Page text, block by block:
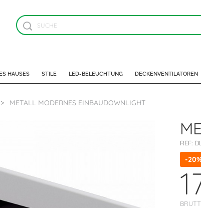
HAUSES STILE LED-BELEUCHTUNG DECKENVENTILATOREN
METALL MODERNES EINBAUDOWNLIGHT
REF:
-